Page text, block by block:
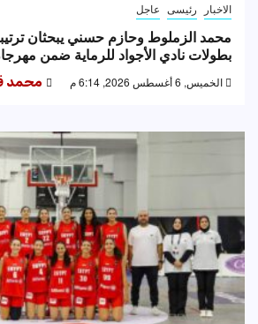
الاخبار رئيسى عاجل
محمد الزملوط وحازم حسني يبحثان
بطولات نادي الأجواد للرماية ضمن
الخميس, 6 أغسطس 2026, 6:14 م محمد